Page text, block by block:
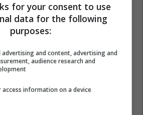
for your consent to use
data for the following
purposes:
advertising and content, advertising and
audience research and
information on a device